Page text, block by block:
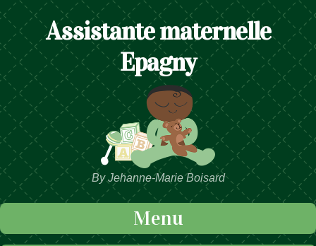
Assistante maternelle
Epagny
By Jehanne-Marie Boisard
Menu